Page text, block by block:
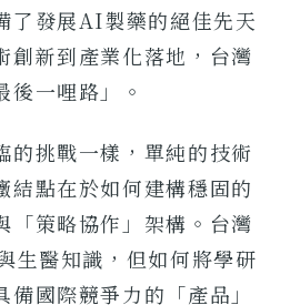
了發展AI製藥的絕佳先天
創新到產業化落地，台灣
後一哩路」。
的挑戰一樣，單純的技術
結點在於如何建構穩固的
「策略協作」架構。台灣
生醫知識，但如何將學研
國際競爭力的「產品」